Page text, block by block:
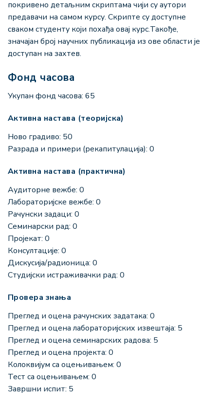
покривено детаљним скриптама чији су аутори
предавачи на самом курсу. Скрипте су доступне
сваком студенту који похађа овај курс.Такође,
значајан број научних публикација из ове области је
доступан на захтев.
Фонд часова
Укупан фонд часова: 65
Активна настава (теоријска)
Ново градиво: 50
Разрада и примери (рекапитулација): 0
Активна настава (практична)
Аудиторне вежбе: 0
Лабораторијске вежбе: 0
Рачунски задаци: 0
Семинарски рад: 0
Пројекат: 0
Консултације: 0
Дискусија/радионица: 0
Студијски истраживачки рад: 0
Провера знања
Преглед и оцена рачунских задатака: 0
Преглед и оцена лабораторијских извештаја: 5
Преглед и оцена семинарских радова: 5
Преглед и оцена пројекта: 0
Колоквијум са оцењивањем: 0
Тест са оцењивањем: 0
Завршни испит: 5